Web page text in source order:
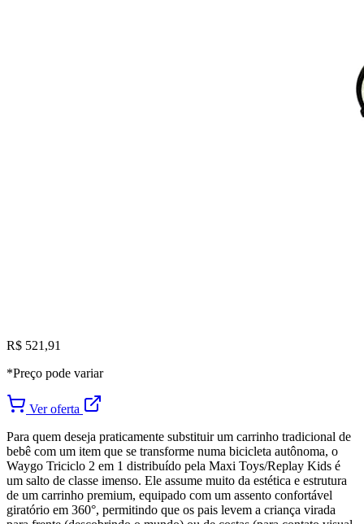
R$ 521,91
*Preço pode variar
Ver oferta
Para quem deseja praticamente substituir um carrinho tradicional de
bebê com um item que se transforme numa bicicleta autônoma, o
Waygo Triciclo 2 em 1 distribuído pela Maxi Toys/Replay Kids é
um salto de classe imenso. Ele assume muito da estética e estrutura
de um carrinho premium, equipado com um assento confortável
giratório em 360°, permitindo que os pais levem a criança virada